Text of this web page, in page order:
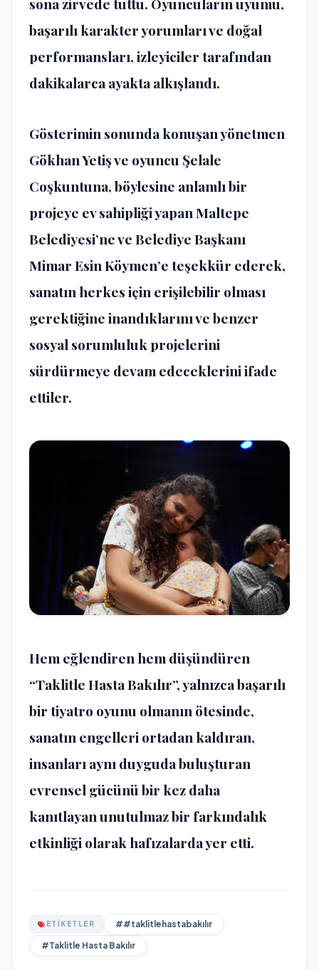
başarılı karakter yorumları ve doğal
performansları, izleyiciler tarafından
dakikalarca ayakta alkışlandı.
Gösterimin sonunda konuşan yönetmen
Gökhan Yetiş ve oyuncu Şelale
Coşkuntuna, böylesine anlamlı bir
projeye ev sahipliği yapan Maltepe
Belediyesi’ne ve Belediye Başkanı
Mimar Esin Köymen’e teşekkür ederek,
sanatın herkes için erişilebilir olması
gerektiğine inandıklarını ve benzer
sosyal sorumluluk projelerini
sürdürmeye devam edeceklerini ifade
ettiler.
Hem eğlendiren hem düşündüren
“Taklitle Hasta Bakılır”, yalnızca başarılı
bir tiyatro oyunu olmanın ötesinde,
sanatın engelleri ortadan kaldıran,
insanları aynı duyguda buluşturan
evrensel gücünü bir kez daha
kanıtlayan unutulmaz bir farkındalık
etkinliği olarak hafızalarda yer etti.
ETİKETLER
##taklitlehastabakılır
#Taklitle Hasta Bakılır